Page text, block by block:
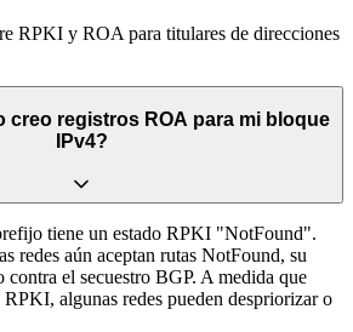
RPKI y ROA para titulares de direcciones
creo registros ROA para mi bloque
IPv4?
tiene un estado RPKI "NotFound".
redes aún aceptan rutas NotFound, su
el secuestro BGP. A medida que
algunas redes pueden despriorizar o